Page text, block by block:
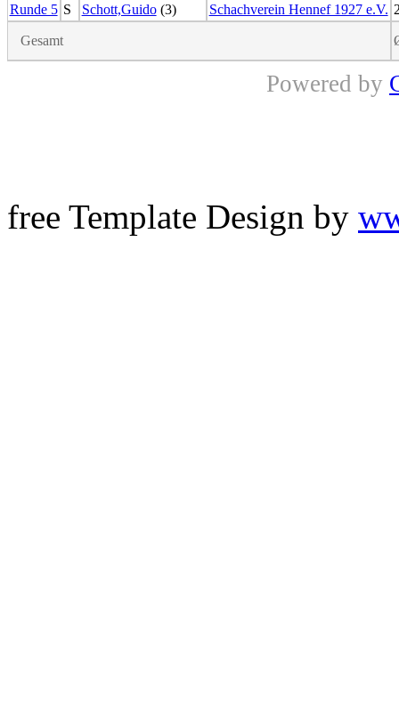
Runde 5 S Schott,Guido(3) Schachverein Hennef 1927 e.V.
Gesamt
Powered by
free Template Design by